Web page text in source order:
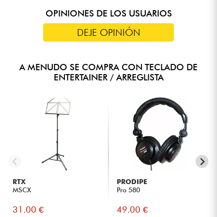
OPINIONES DE LOS USUARIOS
DEJE OPINIÓN
A MENUDO SE COMPRA CON TECLADO DE
ENTERTAINER / ARREGLISTA
RTX
MSCX
31.00 €
PRODIPE
Pro 580
49.00 €